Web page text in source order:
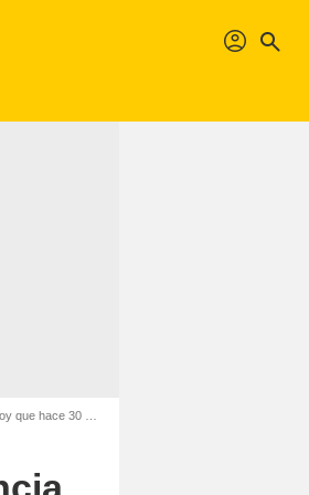
profil search
hace 30 años